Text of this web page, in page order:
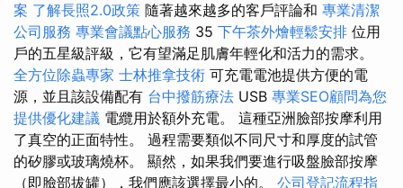
案 了解長照2.0政策 隨著越來越多的客戶評論和 專業清潔
公司服務 專業會議點心服務 35 下午茶外燴輕鬆安排 位用
戶的五星級評級，它有望滿足肌膚年輕化和活力的需求。
全方位除蟲專家 士林推拿技術 可充電電池提供方便的電
源，並且該設備配有 台中撥筋療法 USB 專業SEO顧問為您
提供優化建議 電纜用於額外充電。 這種亞洲臉部按摩利用
了真空的正面特性。 過程需要類似不同尺寸和厚度的試管
的矽膠或玻璃燒杯。 顯然，如果我們要進行吸盤臉部按摩
（即臉部拔罐），我們應該選擇最小的。 公司登記流程指